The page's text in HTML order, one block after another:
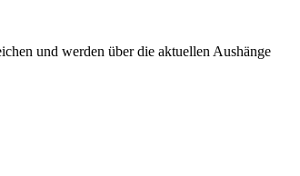
und werden über die aktuellen Aushänge